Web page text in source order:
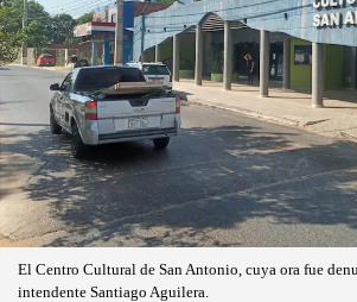
El Centro Cultural de San Antonio, cuya ora fue
intendente Santiago Aguilera.